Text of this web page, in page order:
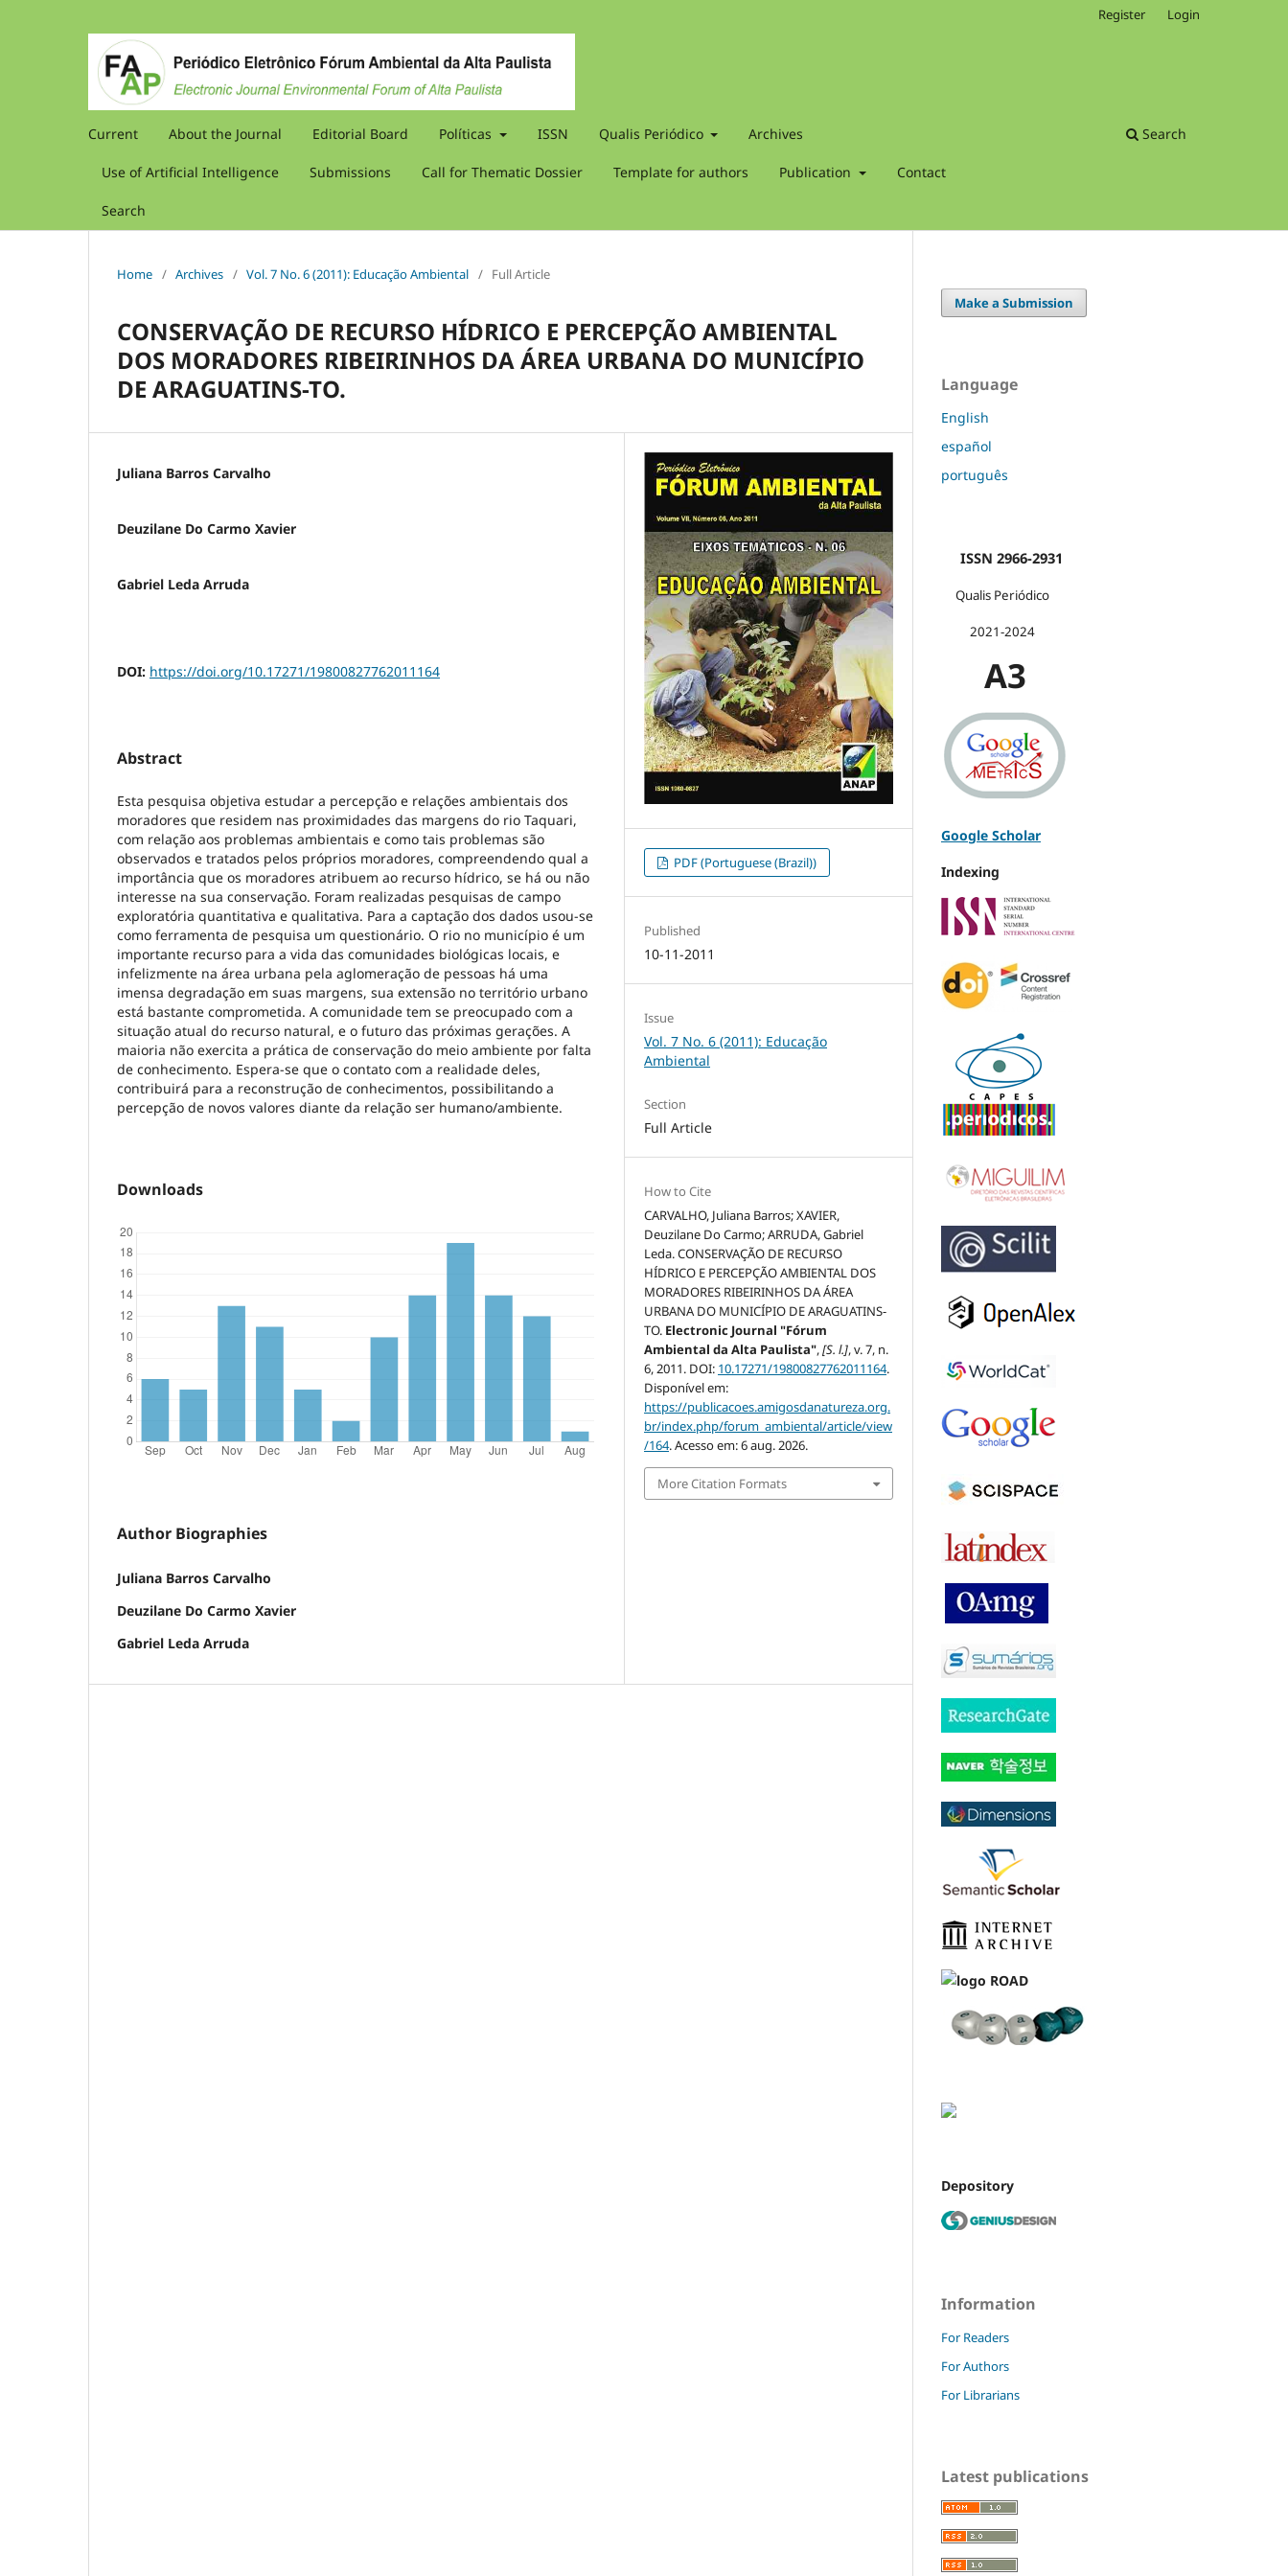
Current About the Journal Editorial Board Políticas ISSN Qualis Periódico Archives
Use of Artificial Intelligence Submissions Call for Thematic Dossier Template for authors Publication Contact
Search
Search
Register Login
Home / Archives / Vol. 7 No. 6 (2011): Educação Ambiental / Full Article
CONSERVAÇÃO DE RECURSO HÍDRICO E PERCEPÇÃO AMBIENTAL
DOS MORADORES RIBEIRINHOS DA ÁREA URBANA DO MUNICÍPIO
DE ARAGUATINS-TO.
Juliana Barros Carvalho
Deuzilane Do Carmo Xavier
Gabriel Leda Arruda
DOI: https://doi.org/10.17271/19800827762011164
Abstract
Esta pesquisa objetiva estudar a percepção e relações ambientais dos
moradores que residem nas proximidades das margens do rio Taquari,
com relação aos problemas ambientais e como tais problemas são
observados e tratados pelos próprios moradores, compreendendo qual a
importância que os moradores atribuem ao recurso hídrico, se há ou não
interesse na sua conservação. Foram realizadas pesquisas de campo
exploratória quantitativa e qualitativa. Para a captação dos dados usou-se
como ferramenta de pesquisa um questionário. O rio no município é um
importante recurso para a vida das comunidades biológicas locais, e
infelizmente na área urbana pela aglomeração de pessoas há uma
imensa degradação em suas margens, sua extensão no território urbano
está bastante comprometida. A comunidade tem se preocupado com a
situação atual do recurso natural, e o futuro das próximas gerações. A
maioria não exercita a prática de conservação do meio ambiente por falta
de conhecimento. Espera-se que o contato com a realidade deles,
contribuirá para a reconstrução de conhecimentos, possibilitando a
percepção de novos valores diante da relação ser humano/ambiente.
Downloads
Author Biographies
Juliana Barros Carvalho
Deuzilane Do Carmo Xavier
Gabriel Leda Arruda
PDF (Portuguese (Brazil))
Published
10-11-2011
Issue
Vol. 7 No. 6 (2011): Educação
Ambiental
Section
Full Article
How to Cite
CARVALHO, Juliana Barros; XAVIER,
Deuzilane Do Carmo; ARRUDA, Gabriel
Leda. CONSERVAÇÃO DE RECURSO
HÍDRICO E PERCEPÇÃO AMBIENTAL DOS
MORADORES RIBEIRINHOS DA ÁREA
URBANA DO MUNICÍPIO DE ARAGUATINS-
TO. Electronic Journal "Fórum
Ambiental da Alta Paulista",[S. l.], v. 7, n.
6, 2011. DOI: 10.17271/19800827762011164.
Disponível em:
https://publicacoes.amigosdanatureza.org.
br/index.php/forum_ambiental/article/view
/164. Acesso em: 6 aug. 2026.
More Citation Formats
Make a Submission
Language
English
español
português
ISSN 2966-2931
Qualis Periódico
2021-2024
A3
Google Scholar
Indexing
Depository
Information
For Readers
For Authors
For Librarians
Latest publications